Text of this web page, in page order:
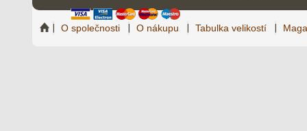
O společnosti O nákupu Tabulka velikostí